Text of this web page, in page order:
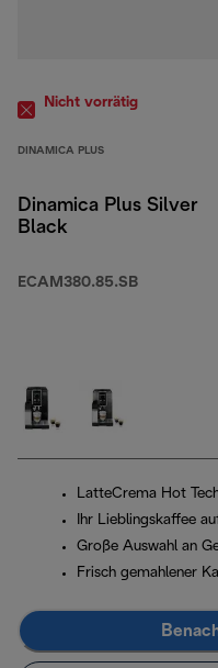
Nicht vorrätig
DINAMICA PLUS
Dinamica Plus Silver
Black
ECAM380.85.SB
LatteCrema Hot
Ihr Lieblingskaffee
Große Auswahl an
Frisch gemahlener